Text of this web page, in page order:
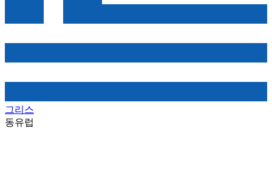
그리스
동유럽